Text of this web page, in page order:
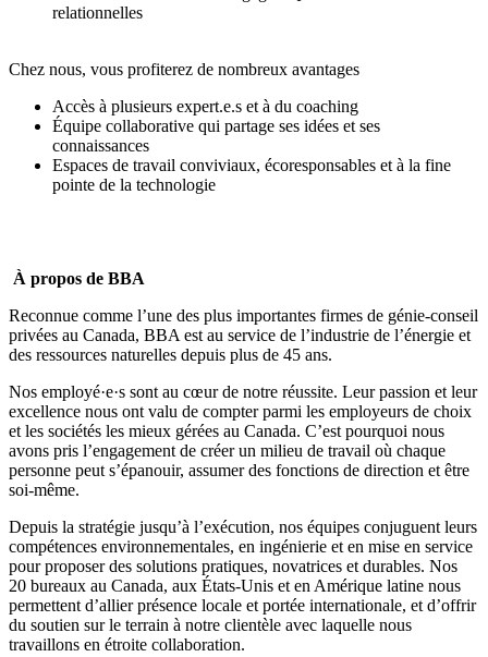
relationnelles
Chez nous, vous profiterez de nombreux avantages
Accès à plusieurs expert.e.s et à du coaching
Équipe collaborative qui partage ses idées et ses
connaissances
Espaces de travail conviviaux, écoresponsables et à la fine
pointe de la technologie
À propos de BBA
Reconnue comme l’une des plus importantes firmes de génie-conseil
privées au Canada, BBA est au service de l’industrie de l’énergie et
des ressources naturelles depuis plus de 45 ans.
Nos employé·e·s sont au cœur de notre réussite. Leur passion et leur
excellence nous ont valu de compter parmi les employeurs de choix
et les sociétés les mieux gérées au Canada. C’est pourquoi nous
avons pris l’engagement de créer un milieu de travail où chaque
personne peut s’épanouir, assumer des fonctions de direction et être
soi-même.
Depuis la stratégie jusqu’à l’exécution, nos équipes conjuguent leurs
compétences environnementales, en ingénierie et en mise en service
pour proposer des solutions pratiques, novatrices et durables. Nos
20 bureaux au Canada, aux États-Unis et en Amérique latine nous
permettent d’allier présence locale et portée internationale, et d’offrir
du soutien sur le terrain à notre clientèle avec laquelle nous
travaillons en étroite collaboration.